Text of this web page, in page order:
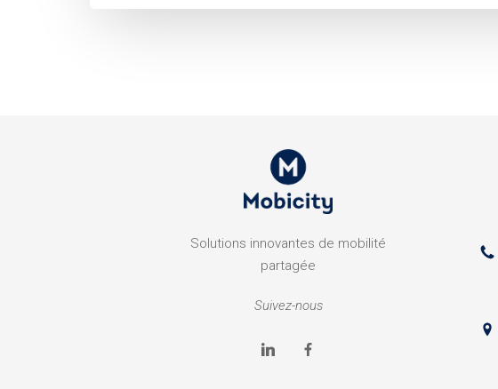
Solutions innovantes de mobilité
partagée
Suivez-nous